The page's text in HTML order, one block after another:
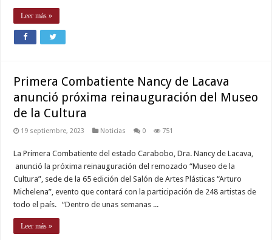
Leer más »
Primera Combatiente Nancy de Lacava
anunció próxima reinauguración del Museo
de la Cultura
19 septiembre, 2023 Noticias 0 751
La Primera Combatiente del estado Carabobo, Dra. Nancy de Lacava,
anunció la próxima reinauguración del remozado “Museo de la
Cultura”, sede de la 65 edición del Salón de Artes Plásticas “Arturo
Michelena”, evento que contará con la participación de 248 artistas de
todo el país. “Dentro de unas semanas ...
Leer más »